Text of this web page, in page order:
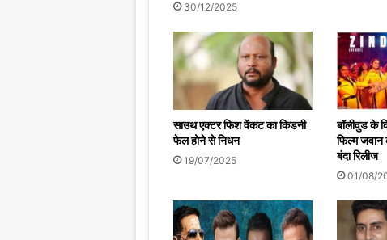
30/12/2025
साउथ एक्टर फिश वेंकट का किडनी
फेल होने से निधन
19/07/2025
बॉलीवुड के
फिल्म जवान
बंदा रिलीज
01/08/